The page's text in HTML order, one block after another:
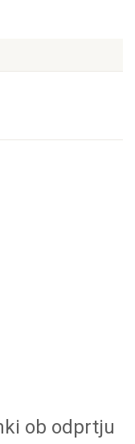
ob odprtju